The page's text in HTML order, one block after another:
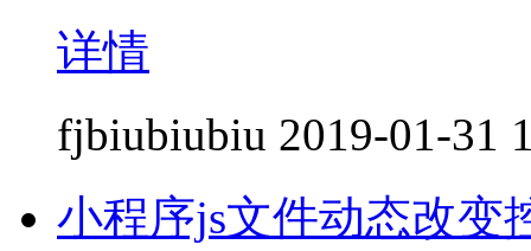
详情
fjbiubiubiu 2019-01-31
小程序js文件动态改变